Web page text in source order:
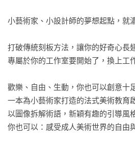
小藝術家、小設計師的夢想起點，就
打破傳統刻板方法，讓你的好奇心長
專屬於你的工作室要開始了，換上
歡樂、自由、生動，你也可以創意十
一本為小藝術家打造的法式美術教育
以圖像拆解術語，新穎有趣的引導風
你也可以：感受成人美術世界的自由